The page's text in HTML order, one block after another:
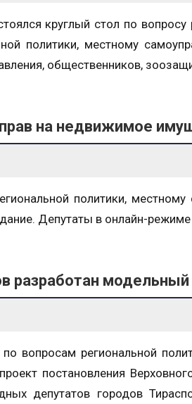
круглый стол по
политики, местному
общественников,
на недвижимое
политики,
Депутаты в онлайн-
разработан
вопросам региональной
постановления
депутатов городов